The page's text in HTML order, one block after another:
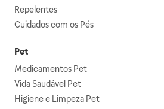
Repelentes
Cuidados com os Pés
Pet
Medicamentos Pet
Vida Saudável Pet
Higiene e Limpeza Pet